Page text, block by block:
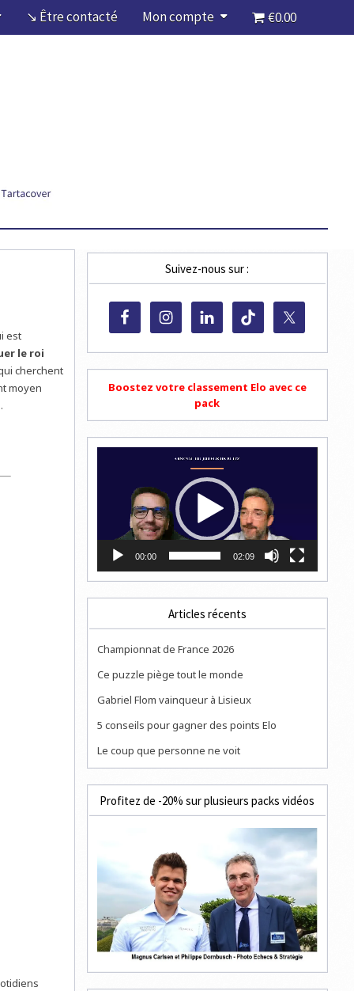
↘ Être contacté Mon compte €0.00
est
le roi
cherchent
moyen
Suivez-nous sur :
Boostez votre classement Elo avec ce
pack
00:00 02:09
Articles récents
Championnat de France 2026
Ce puzzle piège tout le monde
Gabriel Flom vainqueur à Lisieux
5 conseils pour gagner des points Elo
Le coup que personne ne voit
Profitez de -20% sur plusieurs packs vidéos